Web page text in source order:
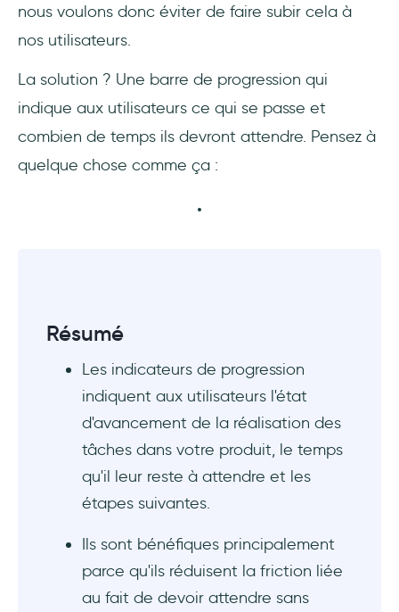
nous voulons donc éviter de faire subir cela à
nos utilisateurs.
La solution ? Une barre de progression qui
indique aux utilisateurs ce qui se passe et
combien de temps ils devront attendre. Pensez à
quelque chose comme ça :
Résumé
Les indicateurs de progression
indiquent aux utilisateurs l'état
d'avancement de la réalisation des
tâches dans votre produit, le temps
qu'il leur reste à attendre et les
étapes suivantes.
Ils sont bénéfiques principalement
parce qu'ils réduisent la friction liée
au fait de devoir attendre sans